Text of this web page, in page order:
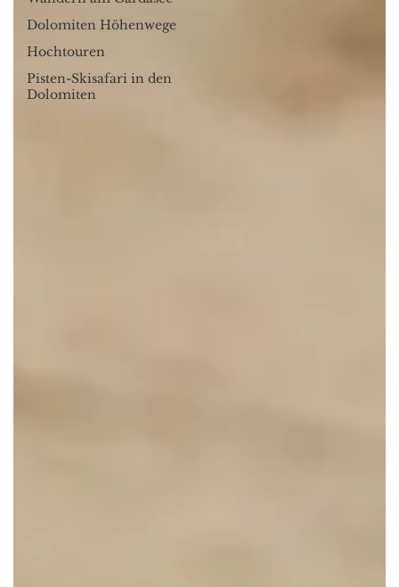
Dolomiten Höhenwege
Hochtouren
Pisten-Skisafari in den
Dolomiten